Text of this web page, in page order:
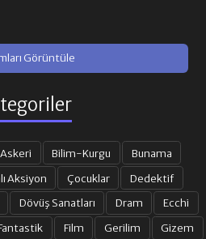
Görüntüle
Askeri Bilim-Kurgu
Bunama
Aksiyon Çocuklar
Dedektif
Dövüş Sanatları Dram
Ecchi
Film Gerilim Gizem